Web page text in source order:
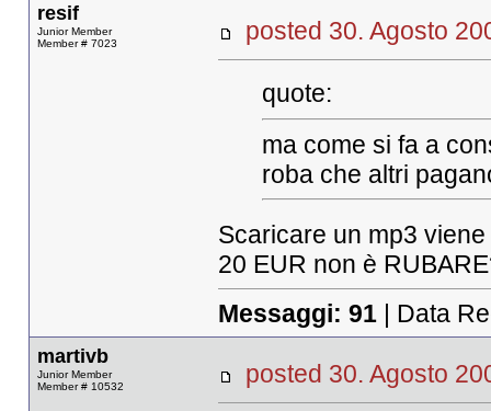
resif
Junior Member
Member # 7023
posted 30. Agosto
quote:
ma come si fa a
roba che altri
Scaricare un mp3
20 EUR non è
Messaggi: 91| Data
martivb
Junior Member
Member # 10532
posted 30. Agosto